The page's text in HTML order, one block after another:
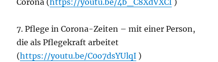
7. Pflege in Corona-Zeiten – mit einer Person,
die als Pflegekraft arbeitet
(https://youtu.be/C0o7dsYUlqI )